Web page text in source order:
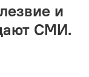
и
СМИ.